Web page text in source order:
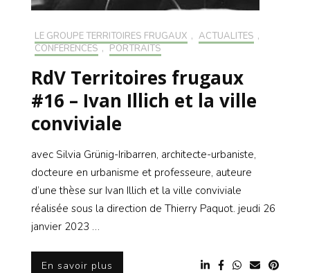
LE GROUPE TERRITOIRES FRUGAUX , ACTUALITÉS ,
CONFÉRENCES , PORTRAITS
RdV Territoires frugaux
#16 – Ivan Illich et la ville
conviviale
avec Silvia Grünig-Iribarren, architecte-urbaniste,
docteure en urbanisme et professeure, auteure
d’une thèse sur Ivan Illich et la ville conviviale
réalisée sous la direction de Thierry Paquot. jeudi 26
janvier 2023 …
En savoir plus